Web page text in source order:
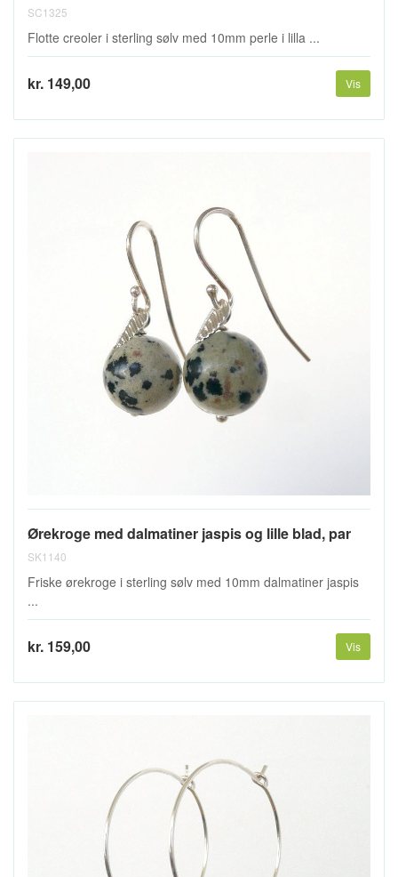
SC1325
Flotte creoler i sterling sølv med 10mm perle i lilla ...
kr. 149,00 Vis
Ørekroge med dalmatiner jaspis og lille blad, par
SK1140
Friske ørekroge i sterling sølv med 10mm dalmatiner jaspis
...
kr. 159,00 Vis